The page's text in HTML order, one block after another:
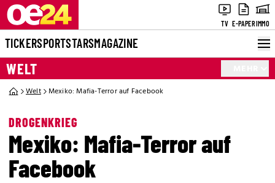
TV E-PAPERIMMO
TICKERSPORTSTARSMAGAZINE
WELT
Welt Mexiko: Mafia-Terror auf Facebook
DROGENKRIEG
Mexiko: Mafia-Terror auf
Facebook